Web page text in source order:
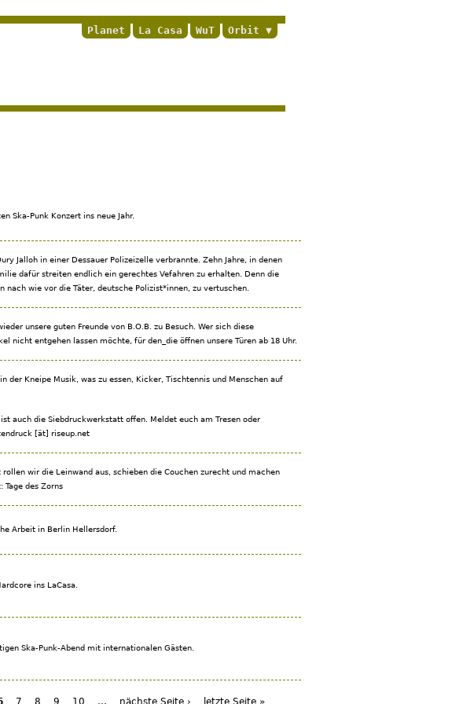
Planet La Casa WuT Orbit
Ska-Punk Konzert ins neue Jahr.
Jalloh in einer Dessauer Polizeizelle verbrannte. Zehn Jahre, in denen
dafür streiten endlich ein gerechtes Vefahren zu erhalten. Denn die
nach wie vor die Täter, deutsche Polizist*innen, zu vertuschen.
unsere guten Freunde von B.O.B. zu Besuch. Wer sich diese
nicht entgehen lassen möchte, für den_die öffnen unsere Türen ab 18 Uhr.
der Kneipe Musik, was zu essen, Kicker, Tischtennis und Menschen auf
auch die Siebdruckwerkstatt offen. Meldet euch am Tresen oder
[ät] riseup.net
wir die Leinwand aus, schieben die Couchen zurecht und machen
des Zorns
Arbeit in Berlin Hellersdorf.
ins LaCasa.
Ska-Punk-Abend mit internationalen Gästen.
7 8 9 10 … nächste Seite › letzte Seite »